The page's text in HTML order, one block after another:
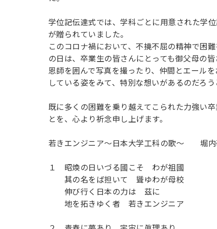
学位記伝達式では、学科ごとに用意された学
が贈られていました。
このコロナ禍において、不撓不屈の精神で困
の日は、卒業生の皆さんにとっても御父母の
恩師を囲んで写真を撮ったり、仲間とエール
している姿をみて、特別な想いがあるのだろ
既に多くの困難を乗り越えてこられた力強い
とを、心より祈念申し上げます。
若きエンジニア〜日本大学工科の歌〜 堀内
１ 昭煥の日いづる國こそ わが祖國
其の名をば担いて 聳ゆわが母校
伸び行く日本の力は 茲に
地を拓きゆく者 若きエンジニア